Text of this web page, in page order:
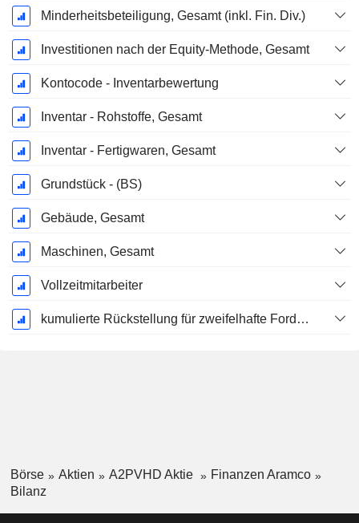
Minderheitsbeteiligung, Gesamt (inkl. Fin. Div.)
Investitionen nach der Equity-Methode, Gesamt
Kontocode - Inventarbewertung
Inventar - Rohstoffe, Gesamt
Inventar - Fertigwaren, Gesamt
Grundstück - (BS)
Gebäude, Gesamt
Maschinen, Gesamt
Vollzeitmitarbeiter
kumulierte Rückstellung für zweifelhafte Forderungen (Zusatz)
Börse Aktien A2PVHD Aktie
Finanzen Aramco
Bilanz